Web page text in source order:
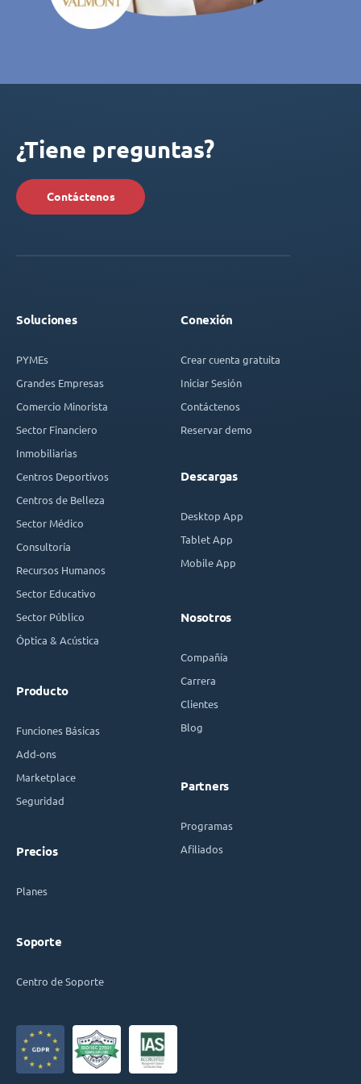
¿Tiene preguntas?
Contáctenos
Soluciones
PYMEs
Grandes Empresas
Comercio Minorista
Sector Financiero
Inmobiliarias
Centros Deportivos
Centros de Belleza
Sector Médico
Consultoría
Recursos Humanos
Sector Educativo
Sector Público
Óptica & Acústica
Producto
Funciones Básicas
Add-ons
Marketplace
Seguridad
Precios
Planes
Soporte
Centro de Soporte
Conexión
Crear cuenta gratuita
Iniciar Sesión
Contáctenos
Reservar demo
Descargas
Desktop App
Tablet App
Mobile App
Nosotros
Compañía
Carrera
Clientes
Blog
Partners
Programas
Afiliados